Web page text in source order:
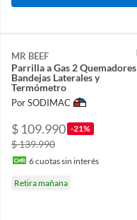
MR BEEF
Parrilla a Gas 2 Quemadores
Bandejas Laterales y
Termómetro
Por SODIMAC
$ 109.990 -21%
$ 139.990
6cuotas sin interés
Retira mañana